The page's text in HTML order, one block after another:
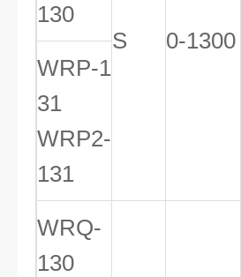
130
S
0-1300
WRP-1
31
WRP2-
131
WRQ-
130